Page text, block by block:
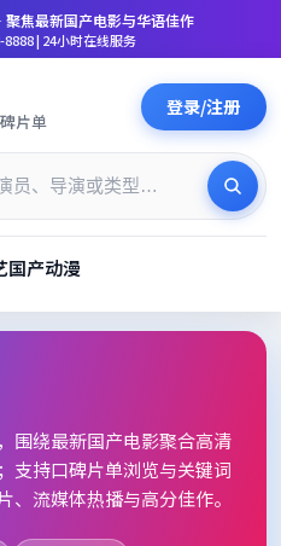
焦最新国产电影与华语佳作
| 24小时在线服务
片单
登录/注册
国产动漫
清片单档期
围绕最新国产电影聚合高清
支持口碑片单浏览与关键词
、流媒体热播与高分佳作。